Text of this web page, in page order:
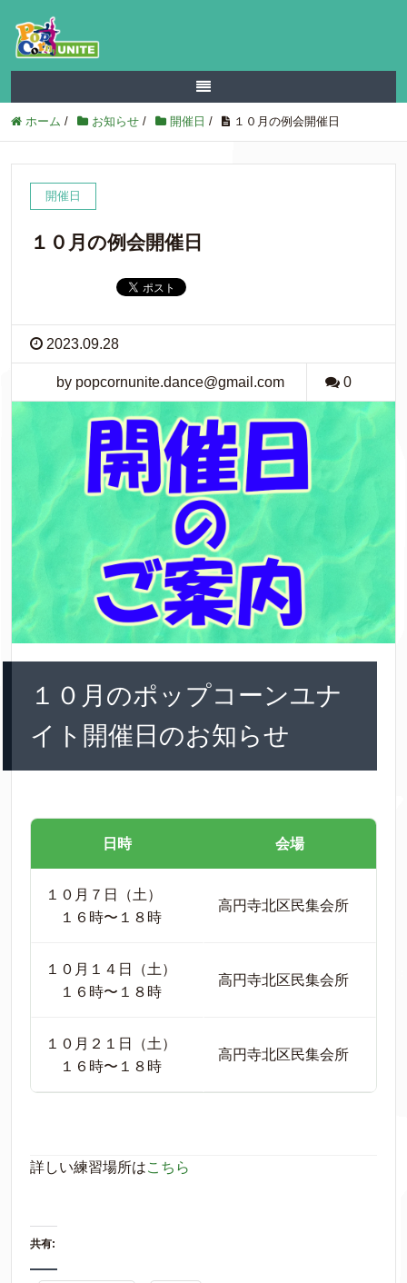
ホーム / お知らせ / 開催日 / １０月の例会開催日
開催日
１０月の例会開催日
2023.09.28
by popcornunite.dance@gmail.com 0
１０月のポップコーンユナ
イト開催日のお知らせ
日時 会場
１０月７日（土）
１６時〜１８時
高円寺北区民集会所
１０月１４日（土）
１６時〜１８時
高円寺北区民集会所
１０月２１日（土）
１６時〜１８時
高円寺北区民集会所
詳しい練習場所はこちら
共有: